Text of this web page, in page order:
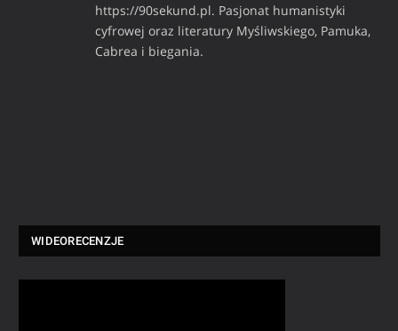
https://90sekund.pl. Pasjonat humanistyki
cyfrowej oraz literatury Myśliwskiego, Pamuka,
Cabrea i biegania.
WIDEORECENZJE